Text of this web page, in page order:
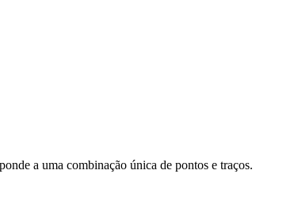
a uma combinação única de pontos e traços.